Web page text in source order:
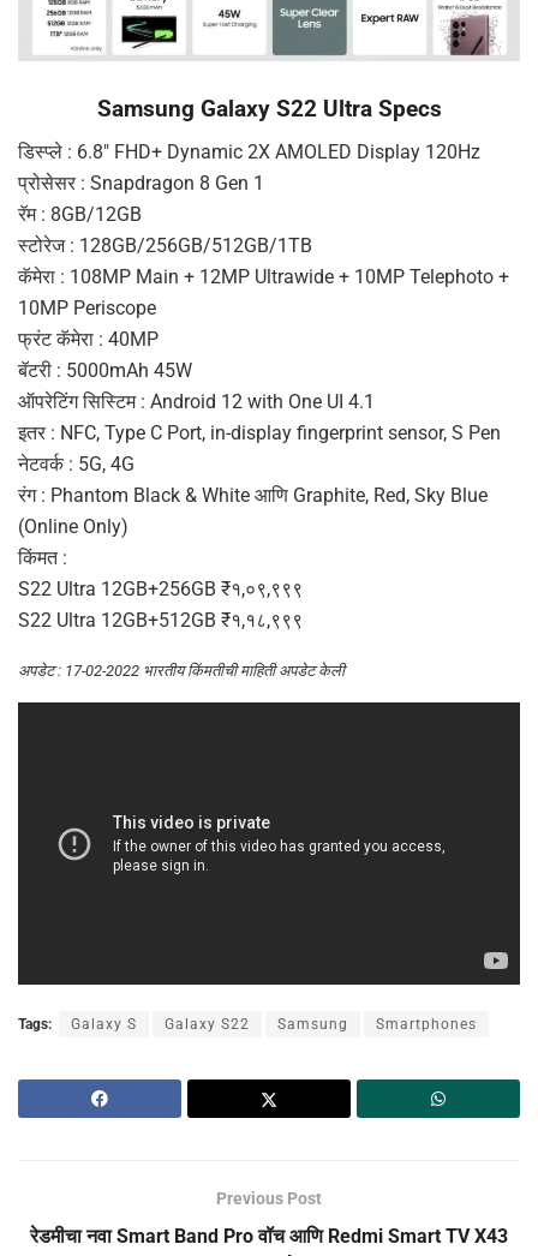
Samsung Galaxy S22 Ultra Specs
डिस्प्ले : 6.8″ FHD+ Dynamic 2X AMOLED Display 120Hz
प्रोसेसर : Snapdragon 8 Gen 1
रॅम : 8GB/12GB
स्टोरेज : 128GB/256GB/512GB/1TB
कॅमेरा : 108MP Main + 12MP Ultrawide + 10MP Telephoto +
10MP Periscope
फ्रंट कॅमेरा : 40MP
बॅटरी : 5000mAh 45W
ऑपरेटिंग सिस्टिम : Android 12 with One UI 4.1
इतर : NFC, Type C Port, in-display fingerprint sensor, S Pen
नेटवर्क : 5G, 4G
रंग : Phantom Black & White आणि Graphite, Red, Sky Blue
(Online Only)
किंमत :
S22 Ultra 12GB+256GB ₹१,०९,९९९
S22 Ultra 12GB+512GB ₹१,१८,९९९
अपडेट : 17-02-2022 भारतीय किंमतीची माहिती अपडेट केली
Tags: Galaxy S Galaxy S22 Samsung Smartphones
Previous Post
रेडमीचा नवा Smart Band Pro वॉच आणि Redmi Smart TV X43